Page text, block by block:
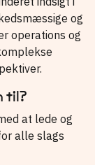
og
operations og
til?
at lede og
alle slags